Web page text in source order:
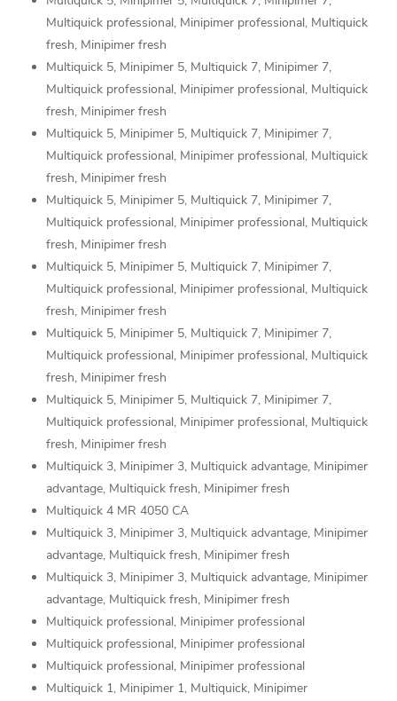
Multiquick professional, Minipimer professional, Multiquick
fresh, Minipimer fresh
Multiquick 5, Minipimer 5, Multiquick 7, Minipimer 7,
Multiquick professional, Minipimer professional, Multiquick
fresh, Minipimer fresh
Multiquick 5, Minipimer 5, Multiquick 7, Minipimer 7,
Multiquick professional, Minipimer professional, Multiquick
fresh, Minipimer fresh
Multiquick 5, Minipimer 5, Multiquick 7, Minipimer 7,
Multiquick professional, Minipimer professional, Multiquick
fresh, Minipimer fresh
Multiquick 5, Minipimer 5, Multiquick 7, Minipimer 7,
Multiquick professional, Minipimer professional, Multiquick
fresh, Minipimer fresh
Multiquick 5, Minipimer 5, Multiquick 7, Minipimer 7,
Multiquick professional, Minipimer professional, Multiquick
fresh, Minipimer fresh
Multiquick 5, Minipimer 5, Multiquick 7, Minipimer 7,
Multiquick professional, Minipimer professional, Multiquick
fresh, Minipimer fresh
Multiquick 3, Minipimer 3, Multiquick advantage, Minipimer
advantage, Multiquick fresh, Minipimer fresh
Multiquick 4 MR 4050 CA
Multiquick 3, Minipimer 3, Multiquick advantage, Minipimer
advantage, Multiquick fresh, Minipimer fresh
Multiquick 3, Minipimer 3, Multiquick advantage, Minipimer
advantage, Multiquick fresh, Minipimer fresh
Multiquick professional, Minipimer professional
Multiquick professional, Minipimer professional
Multiquick professional, Minipimer professional
Multiquick 1, Minipimer 1, Multiquick, Minipimer